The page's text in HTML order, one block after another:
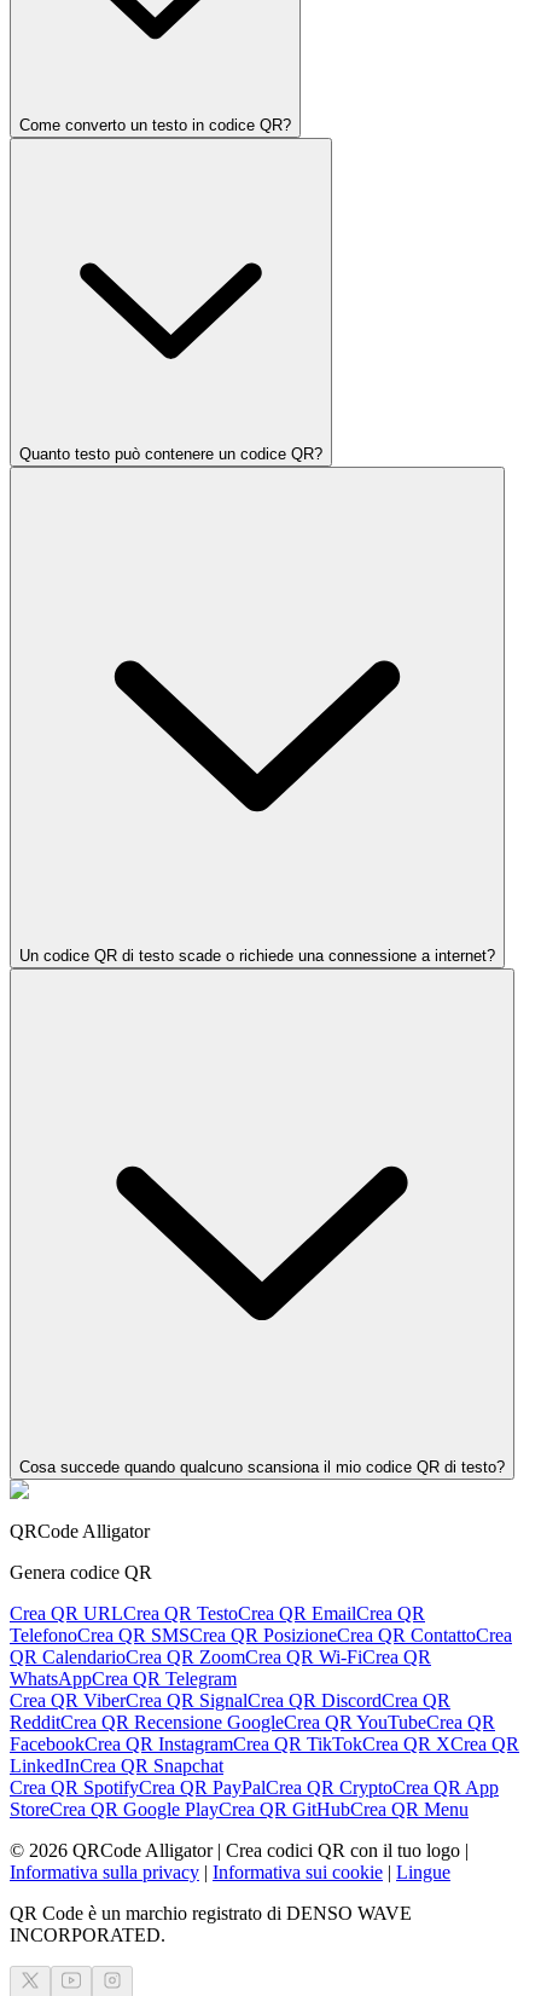
Come converto un testo in codice QR?
Quanto testo può contenere un codice QR?
Un codice QR di testo scade o richiede una connessione a internet?
Cosa succede quando qualcuno scansiona il mio codice QR di testo?
QRCode Alligator
Genera codice QR
Crea QR URLCrea QR TestoCrea QR EmailCrea QR
TelefonoCrea QR SMSCrea QR PosizioneCrea QR ContattoCrea
QR CalendarioCrea QR ZoomCrea QR Wi-FiCrea QR
WhatsAppCrea QR Telegram
Crea QR ViberCrea QR SignalCrea QR DiscordCrea QR
RedditCrea QR Recensione GoogleCrea QR YouTubeCrea QR
FacebookCrea QR InstagramCrea QR TikTokCrea QR XCrea QR
LinkedInCrea QR Snapchat
Crea QR SpotifyCrea QR PayPalCrea QR CryptoCrea QR App
StoreCrea QR Google PlayCrea QR GitHubCrea QR Menu
© 2026 QRCode Alligator | Crea codici QR con il tuo logo |
Informativa sulla privacy | Informativa sui cookie | Lingue
QR Code è un marchio registrato di DENSO WAVE
INCORPORATED.